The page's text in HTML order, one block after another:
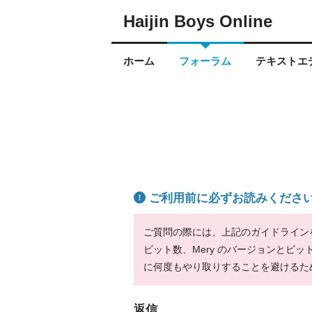
Haijin Boys Online
ホーム フォーラム テキストエ
ご利用前に必ずお読みくださ
ご質問の際には、上記のガイドライ
ビット数、Mery のバージョンとビッ
に何度もやり取りすることを避ける